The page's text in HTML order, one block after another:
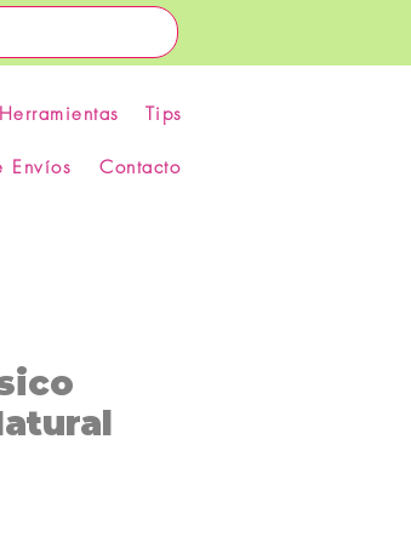
Herramientas Tips
Envíos Contacto